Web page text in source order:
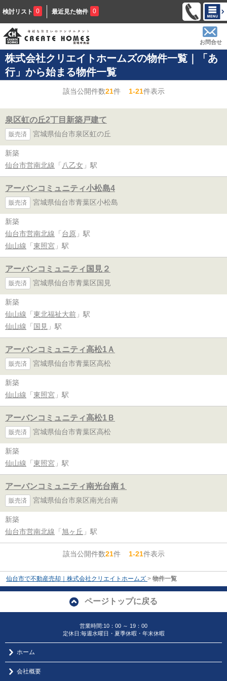
検討リスト 0 最近見た物件 0
お問合せ
株式会社クリエイトホームズの物件一覧｜「あ
行」から始まる物件一覧
該当公開件数21件1-21件表示
泉区虹の丘2丁目新築戸建て
販売済 宮城県仙台市泉区虹の丘
新築
仙台市営南北線 「 八乙女 」駅
アーバンコミュニティ小松島4
販売済 宮城県仙台市青葉区小松島
新築
仙台市営南北線 「 台原 」駅
仙山線 「 東照宮 」駅
アーバンコミュニティ国見２
販売済 宮城県仙台市青葉区国見
新築
仙山線 「 東北福祉大前 」駅
仙山線 「 国見 」駅
アーバンコミュニティ高松1Ａ
販売済 宮城県仙台市青葉区高松
新築
仙山線 「 東照宮 」駅
アーバンコミュニティ高松1Ｂ
販売済 宮城県仙台市青葉区高松
新築
仙山線 「 東照宮 」駅
アーバンコミュニティ南光台南１
販売済 宮城県仙台市泉区南光台南
新築
仙台市営南北線 「 旭ヶ丘 」駅
該当公開件数21件1-21件表示
仙台市で不動産売却｜株式会社クリエイトホームズ > 物件一覧
ページトップに戻る
営業時間:10：00 ～ 19：00
定休日:毎週水曜日・夏季休暇・年末休暇
ホーム
会社概要